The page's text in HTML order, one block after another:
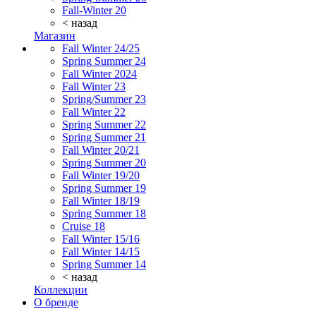
Fall-Winter 20
< назад
Магазин
Fall Winter 24/25
Spring Summer 24
Fall Winter 2024
Fall Winter 23
Spring/Summer 23
Fall Winter 22
Spring Summer 22
Spring Summer 21
Fall Winter 20/21
Spring Summer 20
Fall Winter 19/20
Spring Summer 19
Fall Winter 18/19
Spring Summer 18
Cruise 18
Fall Winter 15/16
Fall Winter 14/15
Spring Summer 14
< назад
Коллекции
О бренде